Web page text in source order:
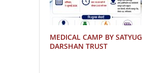
MEDICAL CAMP BY SATYUG
DARSHAN TRUST